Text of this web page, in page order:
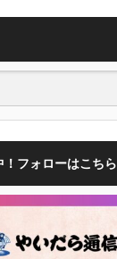
フォローはこちら